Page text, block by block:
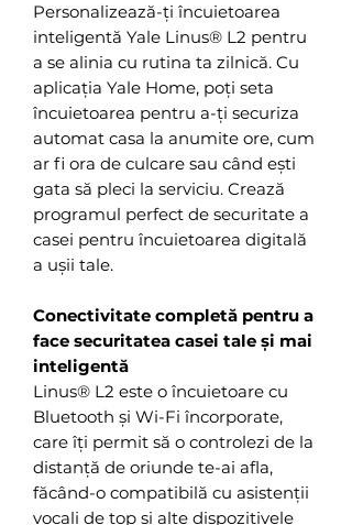
Personalizează-ți încuietoarea
inteligentă Yale Linus® L2 pentru
a se alinia cu rutina ta zilnică. Cu
aplicația Yale Home, poți seta
încuietoarea pentru a-ți securiza
automat casa la anumite ore, cum
ar fi ora de culcare sau când ești
gata să pleci la serviciu. Crează
programul perfect de securitate a
casei pentru încuietoarea digitală
a ușii tale.
Conectivitate completă pentru a
face securitatea casei tale și mai
inteligentă
Linus® L2 este o încuietoare cu
Bluetooth și Wi-Fi încorporate,
care îți permit să o controlezi de la
distanță de oriunde te-ai afla,
făcând-o compatibilă cu asistenții
vocali de top și alte dispozitivele